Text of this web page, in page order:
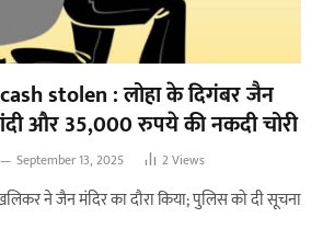
stolen : लोहा के दिगंबर जैन
और 35,000 रुपये की नकदी चोरी
September 13, 2025 2Views
ने जैन मंदिर का दौरा किया; पुलिस को दी सूचना